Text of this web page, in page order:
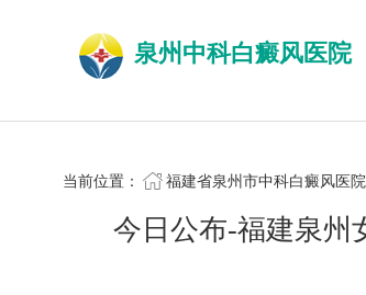
泉州中科白癜风医院
当前位置： 福建省泉州市中科白癜风医院
今日公布-福建泉州